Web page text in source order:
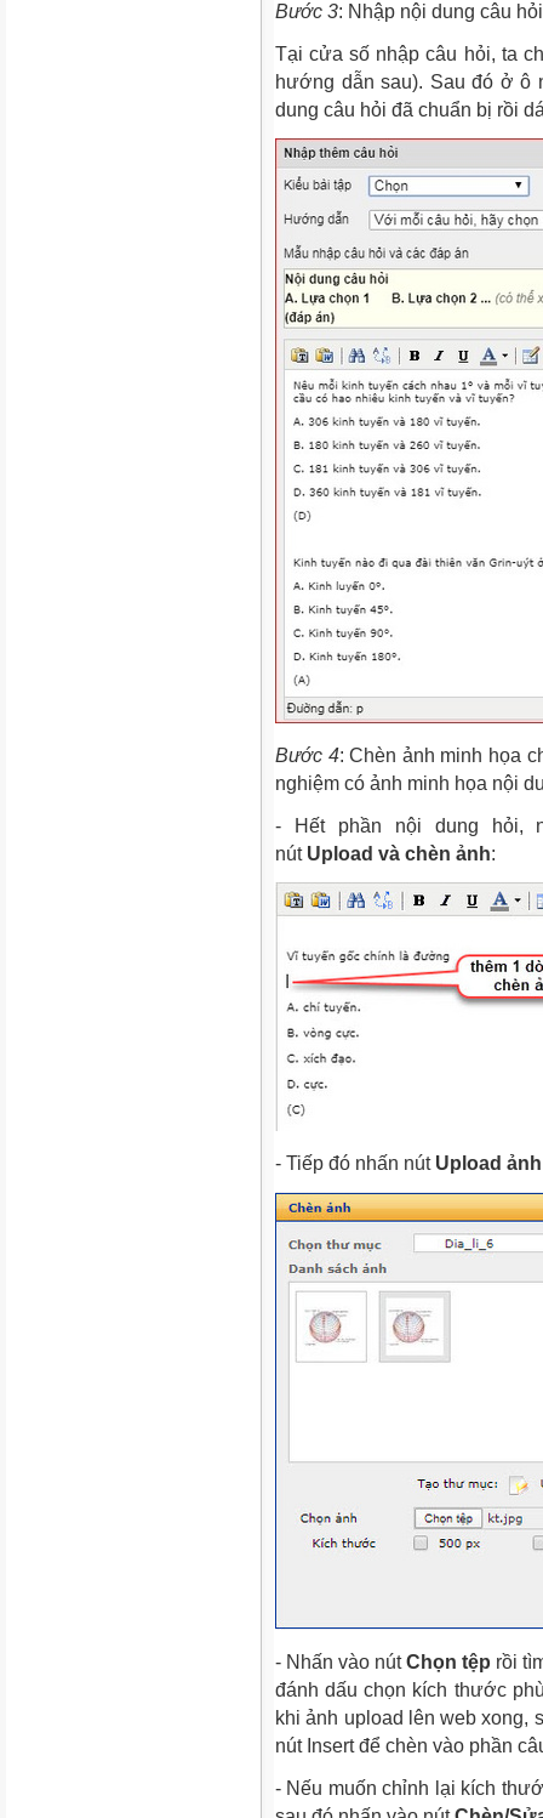
Bước 3: Nhập nội dung câu
Tại cửa số nhập câu hỏi, ta
hướng dẫn sau). Sau đó ở ô
dung câu hỏi đã chuẩn bị rồi
Bước 4: Chèn ảnh minh họa
nghiệm có ảnh minh họa nội
- Hết phần nội dung hỏi,
nút Upload và chèn ảnh:
- Tiếp đó nhấn nút Upload ảnh
- Nhấn vào nútChọn tệp rồi
đánh dấu chọn kích thước
khi ảnh upload lên web xong,
nút Insert để chèn vào phần
- Nếu muốn chỉnh lại kích